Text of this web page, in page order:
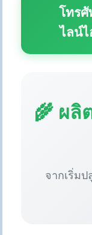
โทร
ไลน์
🌾 ผ
จากเริ่ม